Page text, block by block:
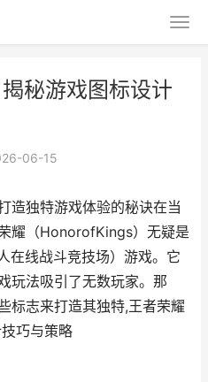
秘游戏图标设计
06-15
造独特游戏体验的秘诀在当
耀（HonorofKings）无疑是
在线战斗竞技场）游戏。它
玩法吸引了无数玩家。那
标志来打造其独特,王者荣耀
巧与策略